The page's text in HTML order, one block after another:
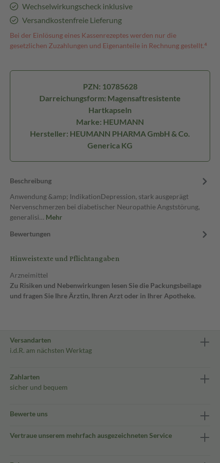
Wechselwirkungscheck inklusive
Versandkostenfreie Lieferung
Bei der Einlösung eines Kassenrezeptes werden nur die
gesetzlichen Zuzahlungen und Eigenanteile in Rechnung gestellt.⁴
PZN: 10785628
Darreichungsform: Magensaftresistente
Hartkapseln
Marke: HEUMANN
Hersteller: HEUMANN PHARMA GmbH & Co.
Generica KG
Beschreibung
Anwendung &amp; IndikationDepression, stark ausgeprägt
Nervenschmerzen bei diabetischer Neuropathie Angststörung,
generalisi… Mehr
Bewertungen
Hinweistexte und Pflichtangaben
Arzneimittel
Zu Risiken und Nebenwirkungen lesen Sie die Packungsbeilage
und fragen Sie Ihre Ärztin, Ihren Arzt oder in Ihrer Apotheke.
Versandarten
i.d.R. am nächsten Werktag
Zahlarten
sicher und bequem
Bewerte uns
Vertraue unserem mehrfach ausgezeichneten Service